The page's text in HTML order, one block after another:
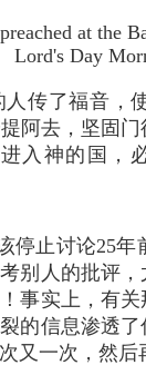
at the
Lord's Day
传了福音，
阿去，坚固
入神的国，
停止讨论25
别人的批评
事实上，有
的信息渗透
又一次，然后